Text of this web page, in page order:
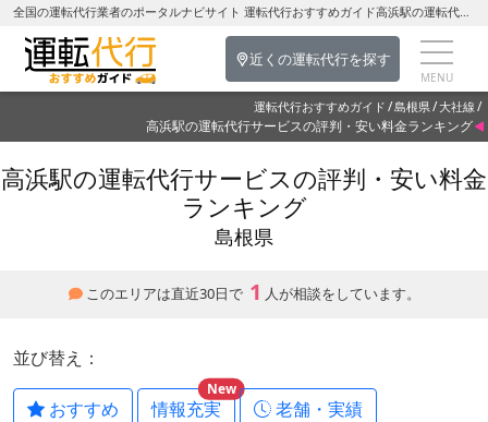
全国の運転代行業者のポータルナビサイト 運転代行おすすめガイド高浜駅の運転代行を探す-島根県の運転代行
近くの運転代行を探す
運転代行おすすめガイド 島根県 大社線
高浜駅の運転代行サービスの評判・安い料金ランキング
高浜駅の運転代行サービスの評判・安い料金
ランキング
島根県
このエリアは直近30日で 1 人が相談をしています。
並び替え：
おすすめ 情報充実
New
老舗・実績